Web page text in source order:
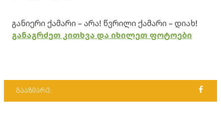
განიერი ქამარი – არა! წვრილი ქამარი – დიახ!
განაგრძეთ კითხვა და იხილეთ ფოტოები
გააზიარე: